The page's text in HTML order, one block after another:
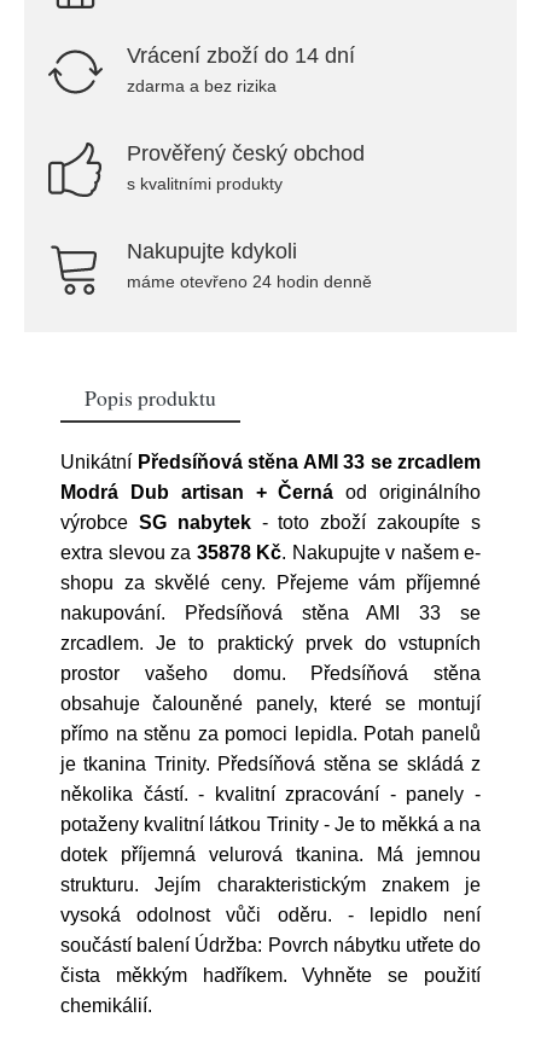
Vrácení zboží do 14 dní
zdarma a bez rizika
Prověřený český obchod
s kvalitními produkty
Nakupujte kdykoli
máme otevřeno 24 hodin denně
Popis produktu
Unikátní Předsíňová stěna AMI 33 se zrcadlem
Modrá Dub artisan + Černá od originálního
výrobce SG nabytek- toto zboží zakoupíte s
extra slevou za 35878 Kč. Nakupujte v našem e-
shopu za skvělé ceny. Přejeme vám příjemné
nakupování. Předsíňová stěna AMI 33 se
zrcadlem. Je to praktický prvek do vstupních
prostor vašeho domu. Předsíňová stěna
obsahuje čalouněné panely, které se montují
přímo na stěnu za pomoci lepidla. Potah panelů
je tkanina Trinity. Předsíňová stěna se skládá z
několika částí. - kvalitní zpracování - panely -
potaženy kvalitní látkou Trinity - Je to měkká a na
dotek příjemná velurová tkanina. Má jemnou
strukturu. Jejím charakteristickým znakem je
vysoká odolnost vůči oděru. - lepidlo není
součástí balení Údržba: Povrch nábytku utřete do
čista měkkým hadříkem. Vyhněte se použití
chemikálií.